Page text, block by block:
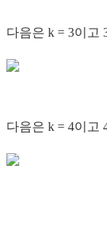
다음은 k = 3이고
다음은 k = 4이고